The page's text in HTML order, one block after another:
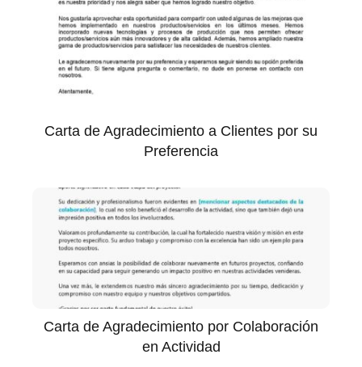
Carta de Agradecimiento a Clientes por su
Preferencia
Carta de Agradecimiento por Colaboración
en Actividad